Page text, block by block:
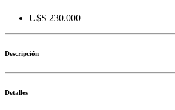
U$S 230.000
Descripción
Detalles